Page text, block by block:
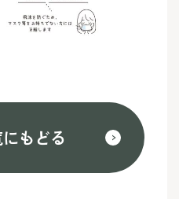
もどる